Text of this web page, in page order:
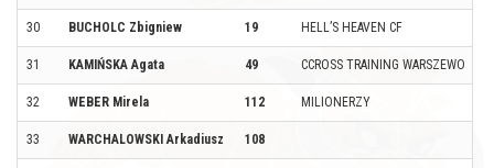
30 BUCHOLC Zbigniew 19 HELL’S HEAVEN CF
31 KAMIŃSKA Agata 49 CCROSS TRAINING WARSZEWO
32 WEBER Mirela 112 MILIONERZY
33 WARCHALOWSKI Arkadiusz 108